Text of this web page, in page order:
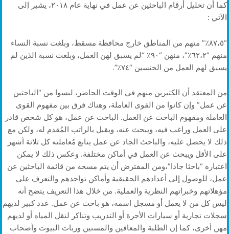
كما أن تحليل أرقام الباحثين عن عمل في نهاية عام ٢٠١٨، يشير إلى
الآتي :
“٨٧،٥٪؜” منهم من المناطق خارج محافظة مسقط، وبلغت نسبة النساء
منهم “٦٢،٢٪؜؜”، منهن “٩٠٪؜ “لم يسبق لهن العمل، وبلغت نسبة الذين لم
يسبق لهم العمل من الجنسين “٧٤٪؜”.
من المعتقد أن الكثيرين منهم في الوقت الحاضر، ليسوا من “الباحثين
عن عمل” وإن كانوا من القوى العاملة، وهناك فرق بين مفهوم القوى
العاملة ومفهوم الباحث عن العمل. الباحث عن عمل، هو كل شخص قادر
على العمل وراغب فيه، ويبحث عنه، ويقبل بالراتب المُقدم له، ولكن مع
ذلك لا يحصل عليه، والباحث الجاد عن عمل يتابع مُعاملته كل ثلاثة أشهر
على الأقل ويبحث عن العمل في أماكن مختلفة. وعكس ذلك لا يمكن
اعتباره “باحثا جادا”،ومن المفترض أن يتم مسحه من قائمة الباحثين عن
عمل، للوصول إلى أعدادهم الحقيقية وأماكن تواجدهم والتعرف على
مؤهلاتهم وخبراتهم النظرية والعملية. من خلال هذا التعريف يتضح أنه
ليس كل من لا يعمل أو مسجل اسمه، هو باحث عن عمل. عدد كبير لديهم
سجلات تجارية أو سيارات الأجرة أو التدريب وتناكر لنقل المياه أو لديهم
مهن أخرى، كما إن الطلبة والمعاقين والمسنين وربات البيوت وأصحاب